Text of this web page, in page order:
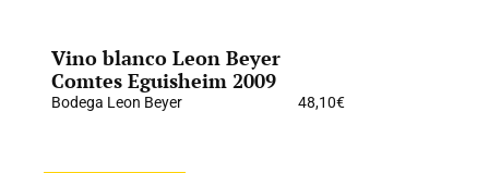
Vino blanco Leon Beyer
Comtes Eguisheim 2009
Bodega Leon Beyer 48,10€